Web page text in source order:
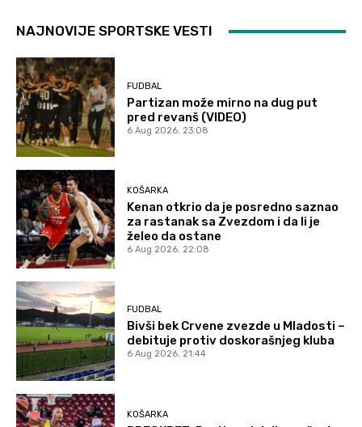
NAJNOVIJE SPORTSKE VESTI
FUDBAL
Partizan može mirno na dug put
pred revanš (VIDEO)
6 Aug 2026. 23:08
KOŠARKA
Kenan otkrio da je posredno saznao
za rastanak sa Zvezdom i da li je
želeo da ostane
6 Aug 2026. 22:08
FUDBAL
Bivši bek Crvene zvezde u Mladosti –
debituje protiv doskorašnjeg kluba
6 Aug 2026. 21:44
KOŠARKA